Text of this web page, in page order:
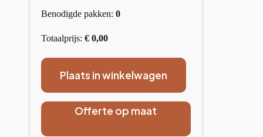
Benodigde pakken: 0
Totaalprijs: € 0,00
Plaats in winkelwagen
Offerte op maat